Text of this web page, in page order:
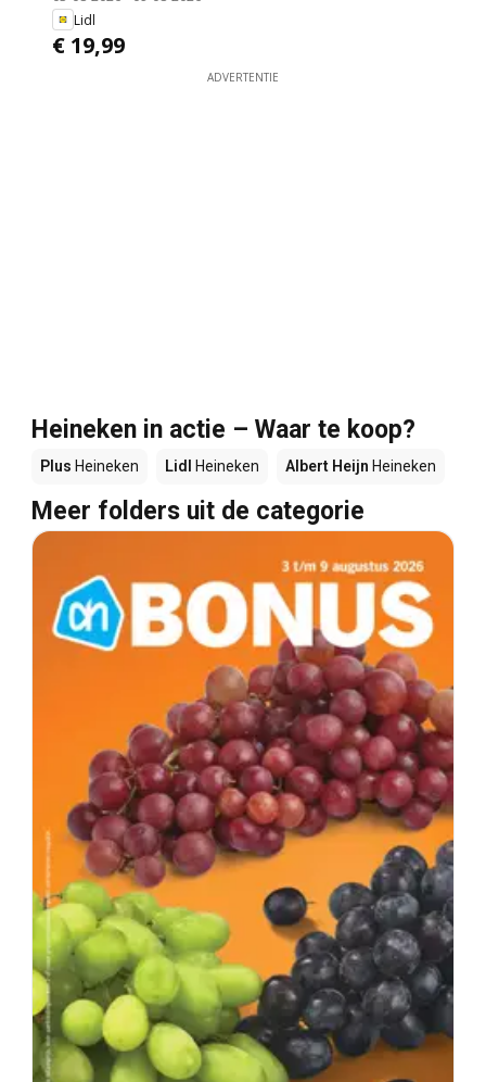
Lidl
€ 19,99
ADVERTENTIE
Heineken in actie – Waar te koop?
Plus Heineken Lidl Heineken Albert Heijn Heineken
Meer folders uit de categorie